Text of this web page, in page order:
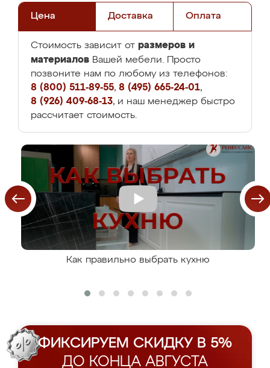
Цена Доставка Оплата
Стоимость зависит от размеров и
материалов Вашей мебели. Просто
позвоните нам по любому из телефонов:
8 (800) 511-89-55, 8 (495) 665-24-01,
8 (926) 409-68-13, и наш менеджер быстро
рассчитает стоимость.
Как правильно выбрать кухню
ФИКСИРУЕМ СКИДКУ В 5%
ДО КОНЦА АВГУСТА